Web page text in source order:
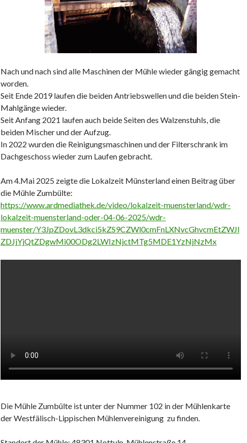
Nach und nach sind alle Maschinen der Mühle wieder gängig gemacht
worden.
Seit Ende 2019 laufen die beiden Antriebswellen und die beiden Stein-
Mahlgänge wieder.
Seit Anfang 2021 laufen auch beide Seiten des Walzenstuhls, die
beiden Mischer und der Aufzug.
In 2022 wurden die Reinigungsmaschinen und der Filterschrank im
Dachgeschoss wieder zum Laufen gebracht.
Am 4.Mai 2025 zeigte die Lokalzeit Münsterland einen Beitrag über
die Mühle Zumbülte:
https://www.ardmediathek.de/video/lokalzeit-muensterland/wdr-
lokalzeit-muensterland-oder-04-06-2025/wdr-
muenster/Y3JpZDovL3dkci5kZS9CZWl0cmFnLXNvcGhvcmEtZWJl
ZDJjYjQtZDgwMi00ODg2LWIzNjctMTg5MDE1YzNjNzMx
Die Mühle Zumbülte ist unter der Nummer 102 in der Mühlenkarte
der Westfälisch-Lippischen Mühlenvereinigung zu finden.